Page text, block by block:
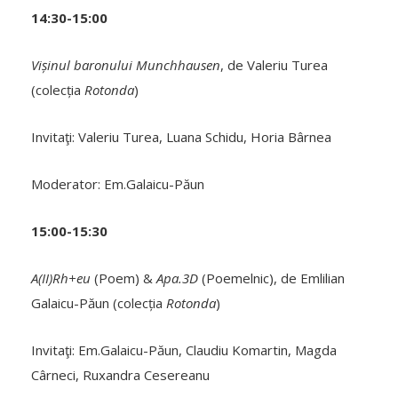
14:30-15:00
Vișinul baronului Munchhausen, de Valeriu Turea
(colecția Rotonda)
Invitaţi: Valeriu Turea, Luana Schidu, Horia Bârnea
Moderator: Em.Galaicu-Păun
15:00-15:30
A(II)Rh+eu (Poem) &Apa.3D (Poemelnic), de Emlilian
Galaicu-Păun (colecția Rotonda)
Invitaţi: Em.Galaicu-Păun, Claudiu Komartin, Magda
Cârneci, Ruxandra Cesereanu